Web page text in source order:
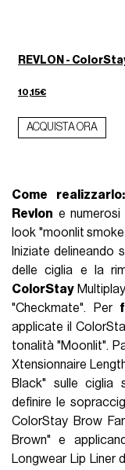
REVLON -
10,15€
ACQUISTA ORA
Come realizzarlo:
Revlon e numerosi
look "moonlit
Iniziate delineando
delle ciglia e la
ColorStay
"Checkmate". Per
applicate il
tonalità "Moonlit".
Xtensionnaire
Black" sulle ciglia
definire le
ColorStay Brow
Brown" e
Longwear Lip Liner